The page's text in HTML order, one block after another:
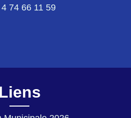
74 66 11 59
Liens